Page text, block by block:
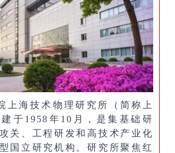
上海技术物理研究所（简称上
于1958年10月，是集基础研
关、工程研发和高技术产业化
国立研究机构。研究所聚焦红